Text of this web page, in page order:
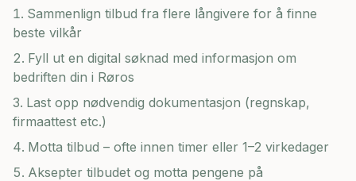
Sammenlign tilbud fra flere långivere for å finne
beste vilkår
Fyll ut en digital søknad med informasjon om
bedriften din i Røros
Last opp nødvendig dokumentasjon (regnskap,
firmaattest etc.)
Motta tilbud – ofte innen timer eller 1–2 virkedager
Aksepter tilbudet og motta pengene på